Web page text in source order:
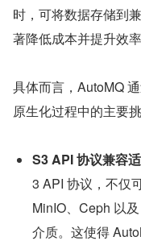
时，可将数据存储到
著降低成本并提升效率
具体而言，AutoMQ
原生化过程中的主要挑
S3 API 协议兼容
3 API 协议，不仅
MinIO、Ceph 以
介质。这使得